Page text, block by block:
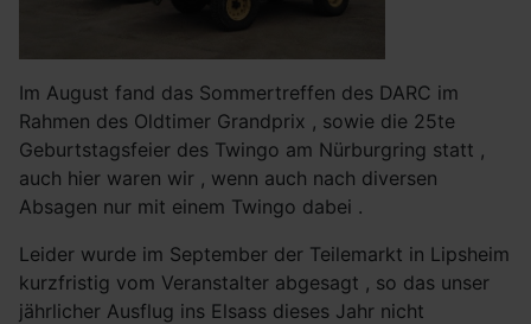
Im August fand das Sommertreffen des DARC im
Rahmen des Oldtimer Grandprix , sowie die 25te
Geburtstagsfeier des Twingo am Nürburgring statt ,
auch hier waren wir , wenn auch nach diversen
Absagen nur mit einem Twingo dabei .
Leider wurde im September der Teilemarkt in Lipsheim
kurzfristig vom Veranstalter abgesagt , so das unser
jährlicher Ausflug ins Elsass dieses Jahr nicht